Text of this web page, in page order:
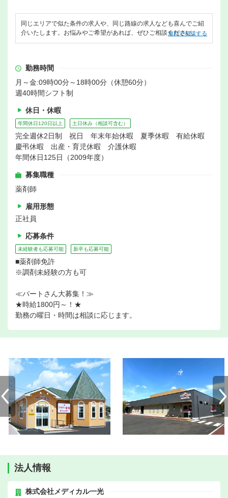
同じエリアで似た条件の求人や、同じ路線の求人なども喜んでご紹
介いたします。お悩みやご希望があれば、ぜひご相談ください。
無料で相談する
勤務時間
月～金:09時00分～18時00分（休憩60分）
週40時間シフト制
休日・休暇
年間休日120日以上 土日休み（相談可含む）
完全週休2日制 祝日 年末年始休暇 夏季休暇 有給休暇
慶弔休暇 出産・育児休暇 介護休暇
年間休日125日（2009年度）
募集職種
薬剤師
雇用形態
正社員
応募条件
未経験者も応募可能 新卒も応募可能
■薬剤師免許
※調剤未経験の方も可
≪パートさん大募集！≫
★時給1800円～！★
勤務の曜日・時間は相談に応じます。
法人情報
株式会社メディカル一光